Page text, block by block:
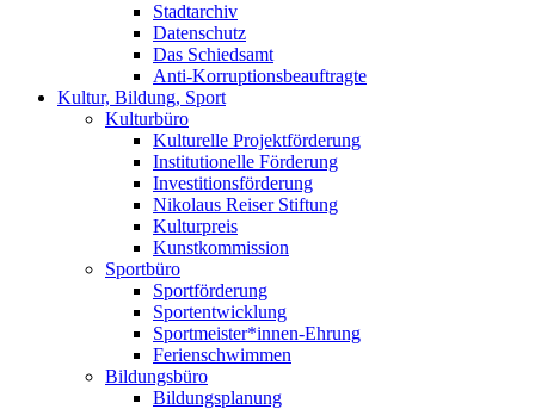
Stadtarchiv
Datenschutz
Das Schiedsamt
Anti-Korruptionsbeauftragte
Kultur, Bildung, Sport
Kulturbüro
Kulturelle Projektförderung
Institutionelle Förderung
Investitionsförderung
Nikolaus Reiser Stiftung
Kulturpreis
Kunstkommission
Sportbüro
Sportförderung
Sportentwicklung
Sportmeister*innen-Ehrung
Ferienschwimmen
Bildungsbüro
Bildungsplanung